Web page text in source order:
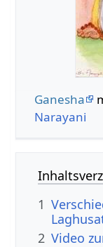
Ganesha
Narayani
1
2 Video